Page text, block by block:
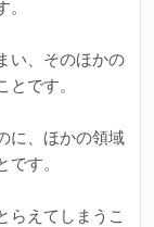
い、そのほかの
とです。
に、ほかの領域
です。
らえてしまうこ